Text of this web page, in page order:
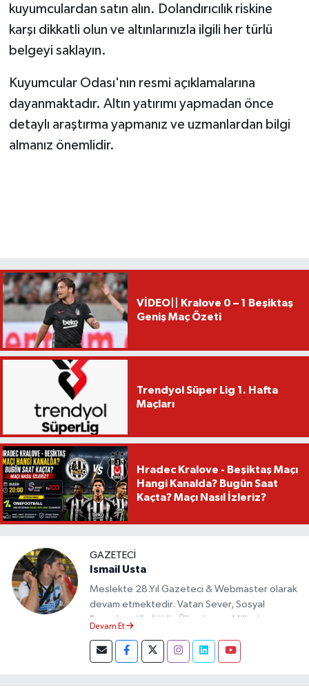
kuyumculardan satın alın. Dolandırıcılık riskine
karşı dikkatli olun ve altınlarınızla ilgili her türlü
belgeyi saklayın.
Kuyumcular Odası'nın resmi açıklamalarına
dayanmaktadır. Altın yatırımı yapmadan önce
detaylı araştırma yapmanız ve uzmanlardan bilgi
almanız önemlidir.
VİDEO|| Kralove 0 – 1 Beşiktaş
Geniş Maç Özeti
Trendyol Süper Lig 1. Hafta
Maçları
Hradec Kralove - Beşiktaş Maçı
Hangi Kanalda? Bugün Saat
Kaçta? Maçı Nasıl İzleriz?
GAZETECI
Ismail Usta
Meslekte 28.Yıl Gazeteci & Webmaster olarak
devam etmektedir. Vatan Sever, Sosyal
Demokrat Kimliği ile Ülkesine ve Milletine
almıştır.
Devam Et